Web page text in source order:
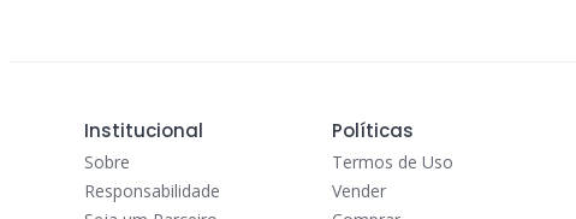
Institucional
Sobre
Responsabilidade
Políticas
Termos de Uso
Vender